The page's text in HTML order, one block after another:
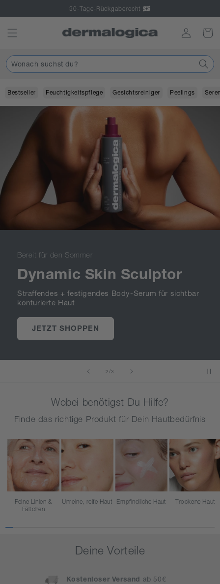
Inhalt
30-Tage-Rückgaberecht
Einloggen
Wonach suchst du?
Bestseller Feuchtigkeitspflege Gesichtsreiniger Peelings
Bereit für den Sommer
Dynamic Skin Sculptor
Straffendes + festigendes Body-Serum für sichtbar
konturierte Haut
JETZT SHOPPEN
2/von
3
Wobei benötigst Du Hilfe?
Finde das richtige Produkt für Dein Hautbedürfnis
Feine Linien &
Fältchen
Unreine, reife Haut Empfindliche Haut Trockene Haut
Deine Vorteile
Kostenloser Versand ab 50€